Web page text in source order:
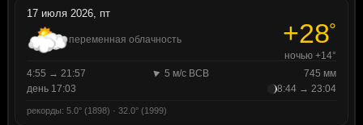
17 июля 2026, пт
переменная облачность +28°
ночью +14°
4:55 → 21:57
5 м/с ВСВ
745 мм
день 17:03
8:44 → 23:04
рекорды: 5.0° (1898) · 32.0° (1999)